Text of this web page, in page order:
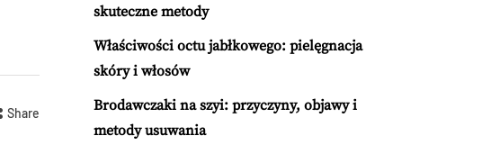
Share
skuteczne metody
Właściwości octu jabłkowego: pielęgnacja
skóry i włosów
Brodawczaki na szyi: przyczyny, objawy i
metody usuwania